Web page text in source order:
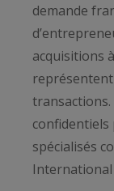
demande
acquisitions
transactions.
confidentiels
spécialisés
International